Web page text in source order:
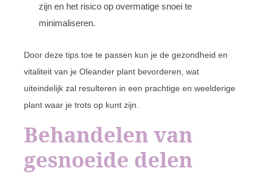
zijn en het risico op overmatige snoei te
minimaliseren.
Door deze tips toe te passen kun je de gezondheid en
vitaliteit van je Oleander plant bevorderen, wat
uiteindelijk zal resulteren in een prachtige en weelderige
plant waar je trots op kunt zijn.
Behandelen van
gesnoeide delen